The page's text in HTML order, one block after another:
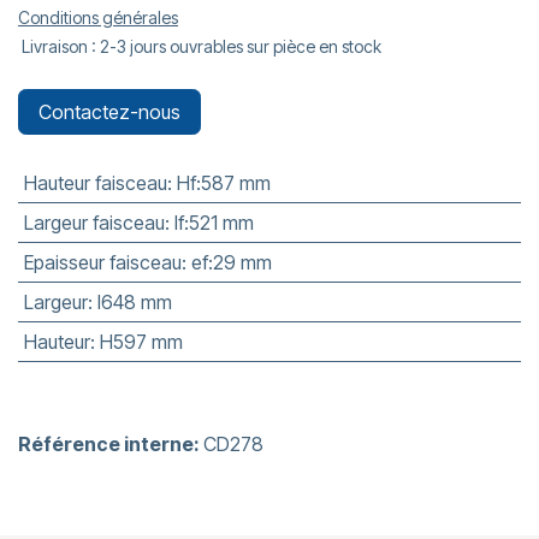
Conditions générales
Livraison : 2-3 jours ouvrables sur pièce en stock
Contactez-nous
Hauteur faisceau: Hf:587 mm
Largeur faisceau: lf:521 mm
Epaisseur faisceau: ef:29 mm
Largeur: l648 mm
Hauteur: H597 mm
Référence interne: CD278